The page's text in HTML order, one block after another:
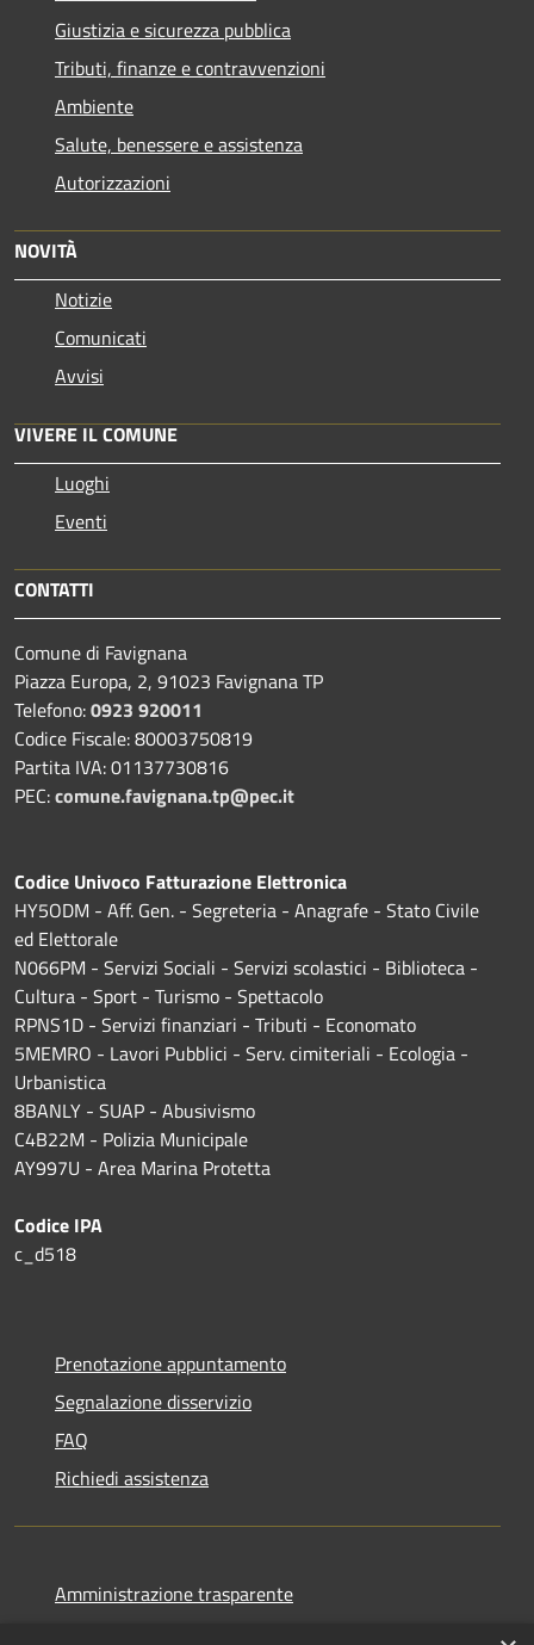
Giustizia e sicurezza pubblica
Tributi, finanze e contravvenzioni
Ambiente
Salute, benessere e assistenza
Autorizzazioni
NOVITÀ
Notizie
Comunicati
Avvisi
VIVERE IL COMUNE
Luoghi
Eventi
CONTATTI
Comune di Favignana
Piazza Europa, 2, 91023 Favignana TP
Telefono:0923 920011
Codice Fiscale: 80003750819
Partita IVA: 01137730816
PEC:comune.favignana.tp@pec.it
Codice Univoco Fatturazione Elettronica
HY5ODM - Aff. Gen. - Segreteria - Anagrafe - Stato Civile
ed Elettorale
N066PM - Servizi Sociali - Servizi scolastici - Biblioteca -
Cultura - Sport - Turismo - Spettacolo
RPNS1D - Servizi finanziari - Tributi - Economato
5MEMRO - Lavori Pubblici - Serv. cimiteriali - Ecologia -
Urbanistica
8BANLY - SUAP - Abusivismo
C4B22M - Polizia Municipale
AY997U - Area Marina Protetta
Codice IPA
c_d518
Prenotazione appuntamento
Segnalazione disservizio
FAQ
Richiedi assistenza
Amministrazione trasparente